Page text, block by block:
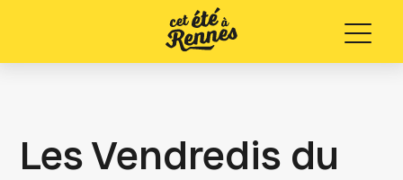
Menu
Les Vendredis du